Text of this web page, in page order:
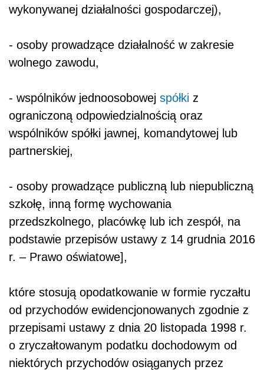
wykonywanej działalności gospodarczej),
- osoby prowadzące działalność w zakresie
wolnego zawodu,
- wspólników jednoosobowej spółki z
ograniczoną odpowiedzialnością oraz
wspólników spółki jawnej, komandytowej lub
partnerskiej,
- osoby prowadzące publiczną lub niepubliczną
szkołę, inną formę wychowania
przedszkolnego, placówkę lub ich zespół, na
podstawie przepisów ustawy z 14 grudnia 2016
r. – Prawo oświatowe],
które stosują opodatkowanie w formie ryczałtu
od przychodów ewidencjonowanych zgodnie z
przepisami ustawy z dnia 20 listopada 1998 r.
o zryczałtowanym podatku dochodowym od
niektórych przychodów osiąganych przez